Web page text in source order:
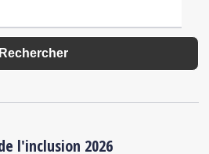
l'inclusion 2026